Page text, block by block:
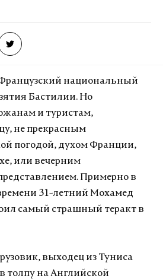
Французский национальный
Бастилии. Но
и туристам,
не прекрасным
погодой, духом Франции,
или вечерним
Примерно в
31-летний Мохамед
самый страшный теракт в
выходец из Туниса
толпу на Английской